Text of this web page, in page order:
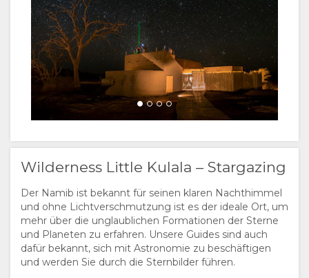
Wilderness Little Kulala – Stargazing
Der Namib ist bekannt für seinen klaren Nachthimmel
und ohne Lichtverschmutzung ist es der ideale Ort, um
mehr über die unglaublichen Formationen der Sterne
und Planeten zu erfahren. Unsere Guides sind auch
dafür bekannt, sich mit Astronomie zu beschäftigen
und werden Sie durch die Sternbilder führen.